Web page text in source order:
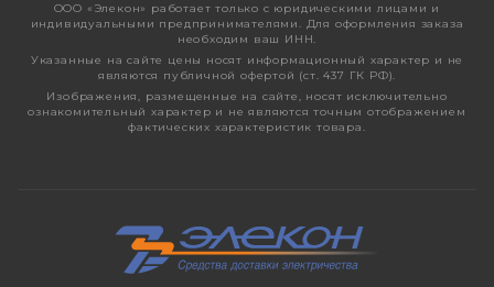
ООО «Элекон» работает только с юридическими лицами и
индивидуальными предпринимателями. Для оформления заказа
необходим ваш ИНН.
Указанные на сайте цены носят информационный характер и не
являются публичной офертой (ст. 437 ГК РФ).
Изображения, размещенные на сайте, носят исключительно
ознакомительный характер и не являются точным отображением
фактических характеристик товара.